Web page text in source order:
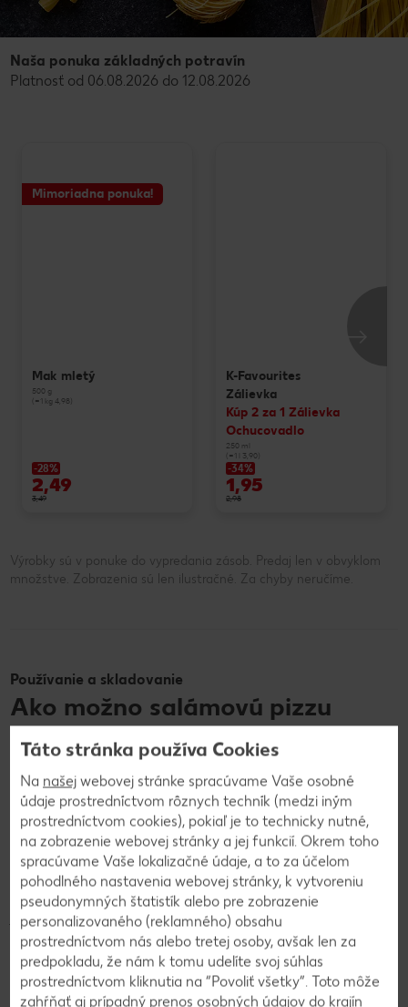
Naša ponuka základných potravín
Platnosť od 06.08.2026 do 12.08.2026
Mimoriadna ponuka!
Mak mletý
500 g
(=1 kg 4,98)
-28%
2,49
3,49
K-Favourites
Zálievka
Kúp 2 za 1 Zálievka
Ochucovadlo
250 ml
(=1 l 3,90)
-34%
1,95
2,98
Výrobky sú v ponuke do vypredania zásob. Predaj len v obvyklom
množstve. Zobrazenia sú len ilustračné. Za chyby neručíme.
Používanie a skladovanie
Ako možno salámovú pizzu
využiť a ako ju skladovať?
Klasickú salámovú pizzu si môžete vychutnať na rôzne
spôsoby. Najlepšie chutí čerstvo upečená, po vytiahnutí z
rúry, dá sa však jesť aj studená alebo opätovne zohriata.
Mrazenú salámovú pizzu skladujte v mrazničke a potom ju
pripravte podľa návodu na obale. Čerstvé kúsky pizze
môžete uskladniť v chladničke, pričom ich spotrebujte do
jedného až dvoch dní. Ak chcete obnoviť chrumkavú textúru
pizze, zohrejte ju v rúre alebo na panvici.
Táto stránka používa Cookies
Na našej webovej stránke spracúvame Vaše osobné
údaje prostredníctvom rôznych techník (medzi iným
prostredníctvom cookies), pokiaľ je to technicky nutné,
na zobrazenie webovej stránky a jej funkcií. Okrem toho
spracúvame Vaše lokalizačné údaje, a to za účelom
pohodlného nastavenia webovej stránky, k vytvoreniu
pseudonymných štatistík alebo pre zobrazenie
personalizovaného (reklamného) obsahu
prostredníctvom nás alebo tretej osoby, avšak len za
predpokladu, že nám k tomu udelíte svoj súhlas
prostredníctvom kliknutia na “Povoliť všetky”. Toto môže
zahŕňať aj prípadný prenos osobných údajov do krajín